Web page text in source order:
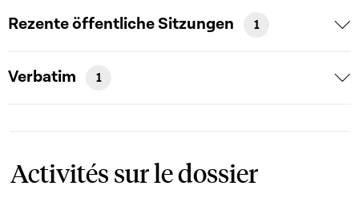
Rezente öffentliche Sitzungen 1
Verbatim 1
Activités sur le dossier